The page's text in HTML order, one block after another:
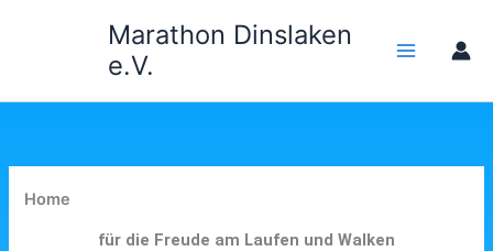
Marathon Dinslaken
e.V.
Home
für die Freude am Laufen und Walken